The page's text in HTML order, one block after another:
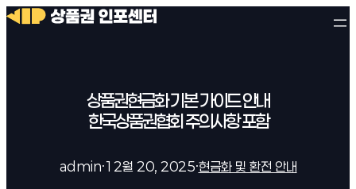
상품권현금화 기본 가이드 안내
한국상품권협회 주의사항 포함
admin·12월 20, 2025·현금화 및 환전 안내